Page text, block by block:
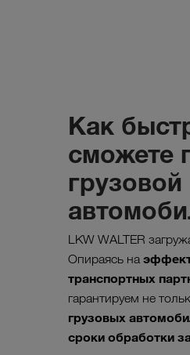
Как
сможете
грузовой
LKW WALTER
Опираясь на
транспортных
гарантируем не
грузовых
сроки обработки